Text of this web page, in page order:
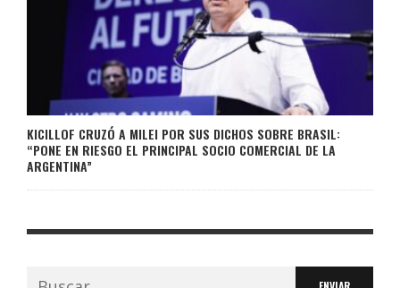
KICILLOF CRUZÓ A MILEI POR SUS DICHOS SOBRE BRASIL:
“PONE EN RIESGO EL PRINCIPAL SOCIO COMERCIAL DE LA
ARGENTINA”
Buscar: